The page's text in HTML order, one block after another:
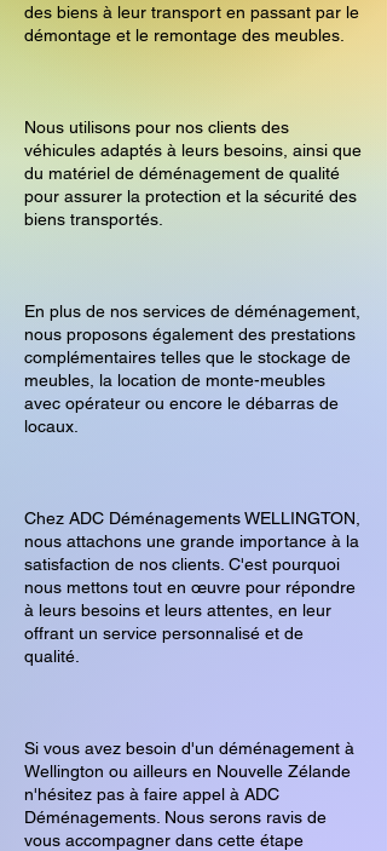
des biens à leur transport en passant par le
démontage et le remontage des meubles.
Nous utilisons pour nos clients des
véhicules adaptés à leurs besoins, ainsi que
du matériel de déménagement de qualité
pour assurer la protection et la sécurité des
biens transportés.
En plus de nos services de déménagement,
nous proposons également des prestations
complémentaires telles que le stockage de
meubles, la location de monte-meubles
avec opérateur ou encore le débarras de
locaux.
Chez ADC Déménagements WELLINGTON,
nous attachons une grande importance à la
satisfaction de nos clients. C'est pourquoi
nous mettons tout en œuvre pour répondre
à leurs besoins et leurs attentes, en leur
offrant un service personnalisé et de
qualité.
Si vous avez besoin d'un déménagement à
Wellington ou ailleurs en Nouvelle Zélande
n'hésitez pas à faire appel à ADC
Déménagements. Nous serons ravis de
vous accompagner dans cette étape